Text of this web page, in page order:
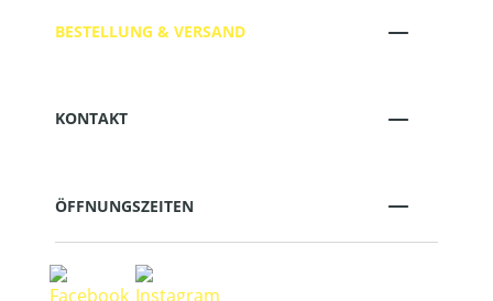
BESTELLUNG & VERSAND
KONTAKT
ÖFFNUNGSZEITEN